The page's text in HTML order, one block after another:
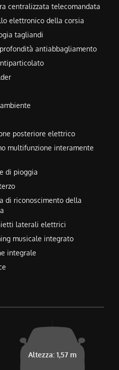
centralizzata telecomandata
elettronico della corsia
tagliandi
antiabbagliamento
posteriore elettrico
multifunzione interamente
di pioggia
di riconoscimento della
laterali elettrici
musicale integrato
integrale
Altezza: 1,57 m